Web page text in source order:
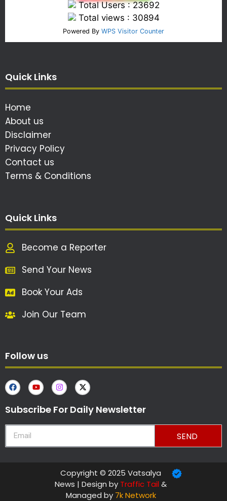
Total Users : 23692
Total views : 30894
Powered By WPS Visitor Counter
Quick Links
Home
About us
Disclaimer
Privacy Policy
Contact us
Terms & Conditions
Quick Links
Become a Reporter
Send Your News
Book Your Ads
Join Our Team
Follow us
Subscribe For Daily Newsletter
SEND
Copyright © 2025 Vatsalya
News | Design by Traffic Tail&
Managed by 7k Network